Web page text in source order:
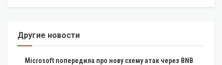
Другие новости
Microsoft попередила про нову схему атак через BNB